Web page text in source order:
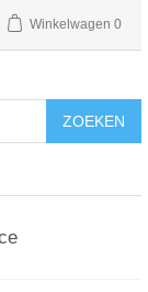
Winkelwagen 0